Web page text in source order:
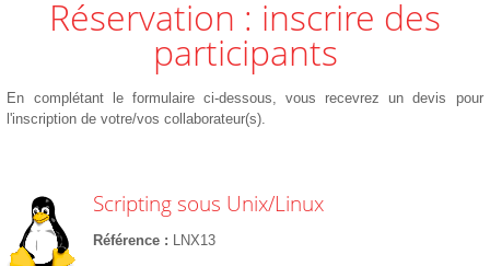
Réservation : inscrire des
participants
En complétant le formulaire ci-dessous, vous recevrez un devis pour
l'inscription de votre/vos collaborateur(s).
Scripting sous Unix/Linux
Référence LNX13